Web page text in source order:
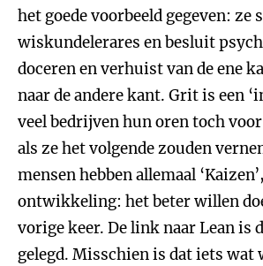
het goede voorbeeld gegeven: ze
wiskundelerares en besluit
doceren en verhuist van de ene
naar de andere kant. Grit is een
veel bedrijven hun oren toch
als ze het volgende zouden
mensen hebben allemaal
ontwikkeling: het beter willen
vorige keer. De link naar Lean is
gelegd. Misschien is dat iets wat